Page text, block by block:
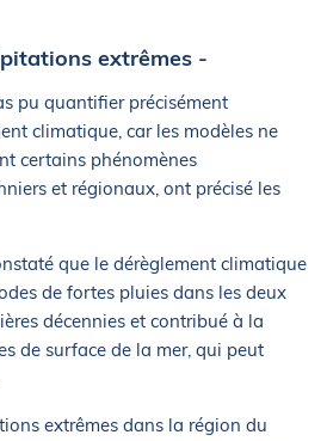
extrêmes -
pu quantifier précisément
climatique, car les modèles ne
certains phénomènes
et régionaux, ont précisé les
que le dérèglement climatique
de fortes pluies dans les deux
décennies et contribué à la
de surface de la mer, qui peut
extrêmes dans la région du